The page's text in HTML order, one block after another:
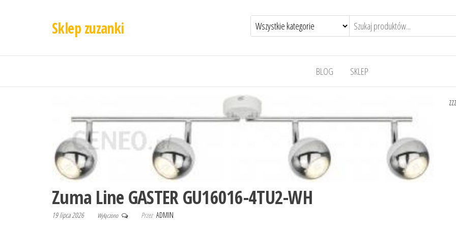
Sklep zuzanki
BLOG SKLEP
Zuma Line GASTER GU16016-4TU2-WH
19 lipca 2026 Wyłączono Przez ADMIN